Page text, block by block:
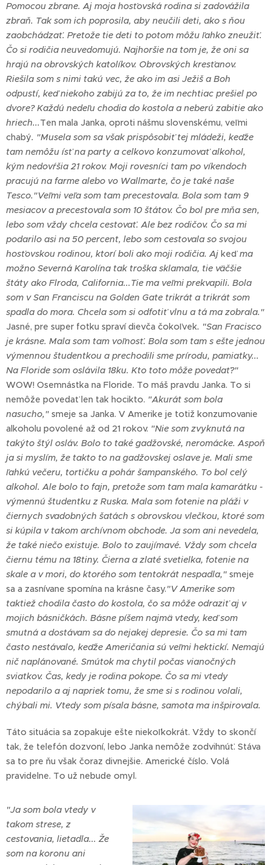
Pomocou zbrane. Aj moja hosťovská rodina si zadovážila
zbraň. Tak som ich poprosila, aby neučili deti, ako s ňou
zaobchádzať. Pretože tie deti to potom môžu ľahko zneužiť.
Čo si rodičia neuvedomujú. Najhoršie na tom je, že oni sa
hrajú na obrovských katolíkov. Obrovských kresťanov.
Riešila som s nimi takú vec, že ako im asi Ježiš a Boh
odpustí, keď niekoho zabijú za to, že im nechtiac prešiel po
dvore? Každú nedeľu chodia do kostola a neberú zabitie ako
hriech...Ten mala Janka, oproti nášmu slovenskému, veľmi
chabý. "Musela som sa však prispôsobiť tej mládeži, keďže
tam nemôžu ísť na party a celkovo konzumovať alkohol,
kým nedovŕšia 21 rokov. Moji rovesníci tam po víkendoch
pracujú na farme alebo vo Wallmarte, čo je také naše
Tesco."Veľmi veľa som tam precestovala. Bola som tam 9
mesiacov a precestovala som 10 štátov. Čo bol pre mňa sen,
lebo som vždy chcela cestovať. Ale bez rodičov. Čo sa mi
podarilo asi na 50 percent, lebo som cestovala so svojou
hosťovskou rodinou, ktorí boli ako moji rodičia. Aj keďma
možno Severná Karolína tak troška sklamala, tie väčšie
štáty ako Flroda, California...Tie ma veľmi prekvapili. Bola
som v San Franciscu na Golden Gate trikrát a trikrát som
spadla do mora. Chcela som si odfotiť vlnu a tá ma zobrala."
Jasné, pre super fotku spraví dievča čokoľvek. "San Fracisco
je krásne. Mala som tam voľnosť. Bola som tam s ešte jednou
výmennou študentkou a prechodili sme prírodu, pamiatky...
Na Floride som oslávila 18ku. Kto toto môže povedať?"
WOW! Osemnástka na Floride. To máš pravdu Janka. To si
nemôže povedať len tak hocikto. "Akurát som bola
nasucho," smeje sa Janka. V Amerike je totiž konzumovanie
alkoholu povolené až od 21 rokov. "Nie som zvyknutá na
takýto štýl osláv. Bolo to také gadžovské, neromácke. Aspoň
ja si myslím, že takto to na gadžovskej oslave je. Mali sme
ľahkú večeru, tortičku a pohár šampanského. To bol celý
alkohol. Ale bolo to fajn, pretože som tam mala kamarátku -
výmennú študentku z Ruska. Mala som fotenie na pláži v
čiernych svadobných šatách s obrovskou vlečkou, ktoré som
si kúpila v takom archívnom obchode. Ja som ani nevedela,
že také niečo existuje. Bolo to zaujímavé. Vždy som chcela
čiernu tému na 18tiny. Čierna a zlaté svetielka, fotenie na
skale a v mori, do ktorého som tentokrát nespadla," smeje
sa a zasnívane spomína na krásne časy."V Amerike som
taktiež chodila často do kostola, čo sa môže odraziť aj v
mojich básničkách. Básne píšem najmä vtedy, keď som
smutná a dostávam sa do nejakej depresie. Čo sa mi tam
často nestávalo, keďže Američania sú veľmi hektickí. Nemajú
nič naplánované. Smútok ma chytil počas vianočných
sviatkov. Čas, kedy je rodina pokope. Čo sa mi vtedy
nepodarilo a aj napriek tomu, že sme si s rodinou volali,
chýbali mi. Vtedy som písala básne, samota ma inšpirovala.
Táto situácia sa zopakuje ešte niekoľkokrát. Vždy to skončí
tak, že telefón dozvoní, lebo Janka nemôže zodvihnúť. Stáva
sa to pre ňu však čoraz divnejšie. Americké číslo. Volá
pravidelne. To už nebude omyl.
"Ja som bola vtedy v
takom strese, z
cestovania, lietadla... Že
som na koronu ani